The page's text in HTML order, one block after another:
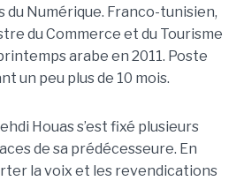
du Numérique. Franco-tunisien,
du Commerce et du Tourisme
arabe en 2011. Poste
un peu plus de 10 mois.
Houas s’est fixé plusieurs
de sa prédécesseure. En
la voix et les revendications